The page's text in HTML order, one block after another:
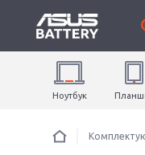
Ноутбук